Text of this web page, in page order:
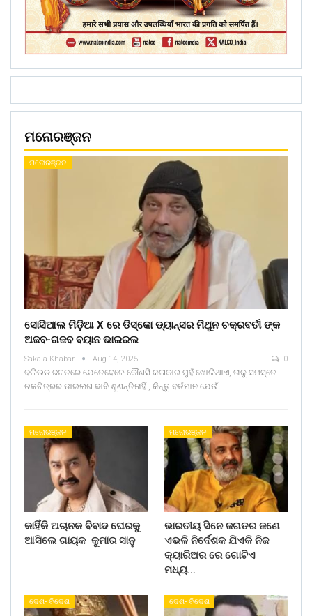
ମନୋରଞ୍ଜନ
ମନୋରଞ୍ଜନ
ସୋସିଆଲ ମିଡ଼ିଆ X ରେ ଡିସ୍କୋ ଡ୍ୟାନ୍ସର ମିଥୁନ ଚକ୍ରବର୍ତୀ ଙ୍କ
ଅଜବ-ଗଜବ ବୟାନ ଭାଇରଲ
Sakala Khabar Aug 14, 2025 0
ବଲିଉଡ ଜଗତରେ ଯେତେବେଳେ କୌଣସି କଳାକାର ମୁହଁ ଖୋଲିଥାଏ, ତାକୁ ସମସ୍ତେ
ଚଳଚିତ୍ରର ଡାଇଲଗ ଭାବି ଶୁଣନ୍ତିନାହିଁ , କିନ୍ତୁ ବର୍ତମାନ ଯେଉଁ…
ମନୋରଞ୍ଜନ
କାହିଁକି ଅଚାନକ ବିବାଦ ଘେରକୁ
ଆସିଲେ ଗାୟକ କୁମାର ସାନୁ
ମନୋରଞ୍ଜନ
ଭାରତୀୟ ସିନେ ଜଗତର ଜଣେ
ଏଭଳି ନିର୍ଦେଶକ ଯିଏକି ନିଜ
କ୍ୟାରିଅର ରେ ଗୋଟିଏ
ମଧ୍ୟ…
ଦେଶ- ବିଦେଶ ଦେଶ- ବିଦେଶ